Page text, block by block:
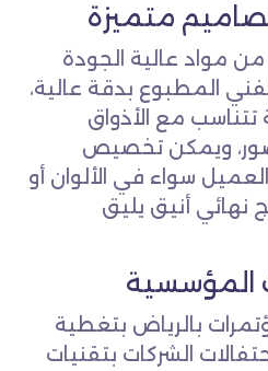
متميزة
مواد عالية الجودة
المطبوع بدقة عالية،
مع الأذواق
ويمكن تخصيص
سواء في الألوان أو
نهائي أنيق يليق
المؤسسية
بالرياض بتغطية
الشركات بتقنيات